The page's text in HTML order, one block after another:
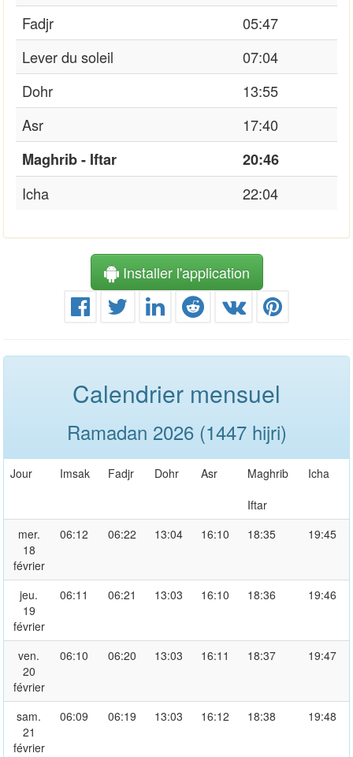
Fadjr
05:47
Lever du soleil
07:04
Dohr
13:55
Asr
17:40
Maghrib - Iftar
20:46
Icha
22:04
Installer l'application
Calendrier mensuel
Ramadan 2026 (1447 hijri)
Jour Imsak Fadjr Dohr Asr
Maghrib
Iftar
Icha
mer.
18
février
06:12 06:22 13:04 16:10 18:35 19:45
jeu.
19
février
06:11 06:21 13:03 16:10 18:36 19:46
ven.
20
février
06:10 06:20 13:03 16:11 18:37 19:47
sam.
21
février
06:09 06:19 13:03 16:12 18:38 19:48